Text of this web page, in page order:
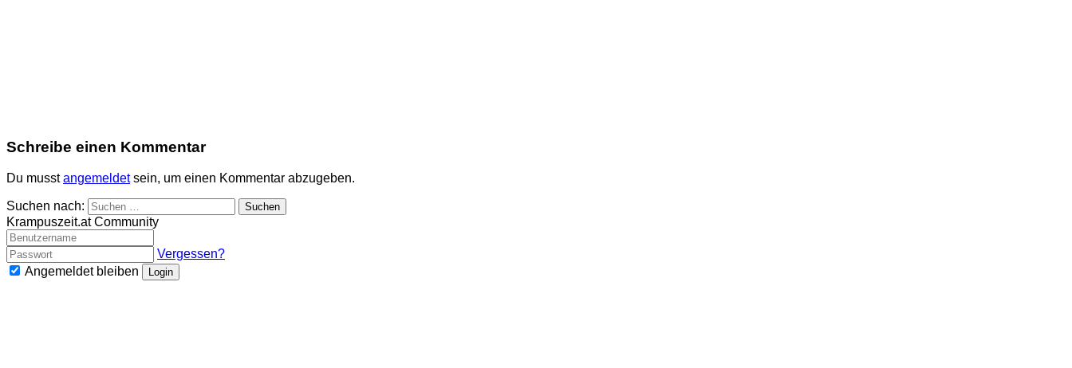
Schreibe einen Kommentar
Du musstangemeldetsein, um einen Kommentar abzugeben.
Suchen nach:
Krampuszeit.at Community
Vergessen?
Angemeldet bleiben
Login